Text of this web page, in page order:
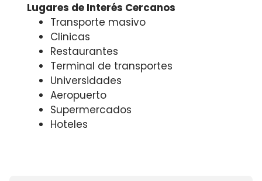
Lugares de Interés Cercanos
Transporte masivo
Clinicas
Restaurantes
Terminal de transportes
Universidades
Aeropuerto
Supermercados
Hoteles